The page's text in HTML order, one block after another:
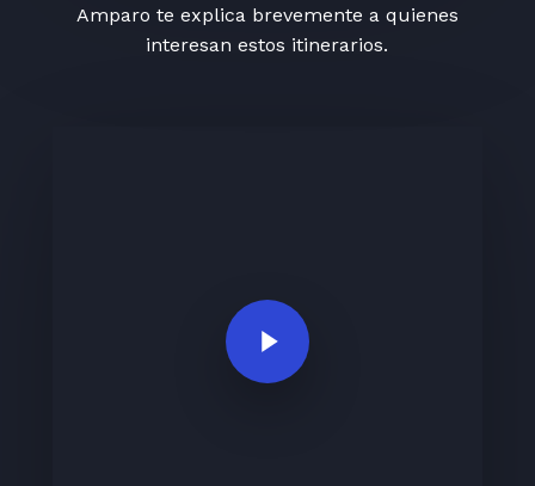
Amparo te explica brevemente a quienes
interesan estos itinerarios.
Play Video